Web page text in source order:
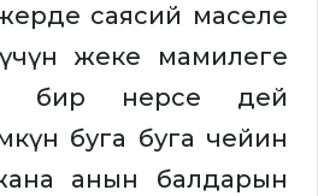
саясий маселе
жеке мамилеге
бир нерсе дей
буга буга чейин
анын балдарын